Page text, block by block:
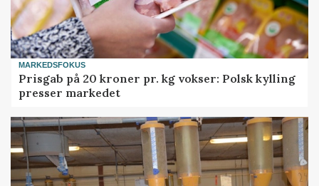
MARKEDSFOKUS
Prisgab på 20 kroner pr. kg vokser: Polsk kylling
presser markedet